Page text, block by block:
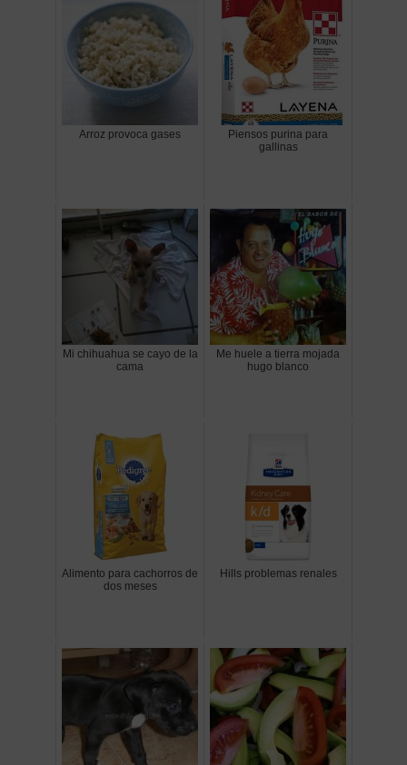
Arroz provoca gases
Piensos purina para
gallinas
Mi chihuahua se cayo de la
cama
Me huele a tierra mojada
hugo blanco
Alimento para cachorros de
dos meses
Hills problemas renales